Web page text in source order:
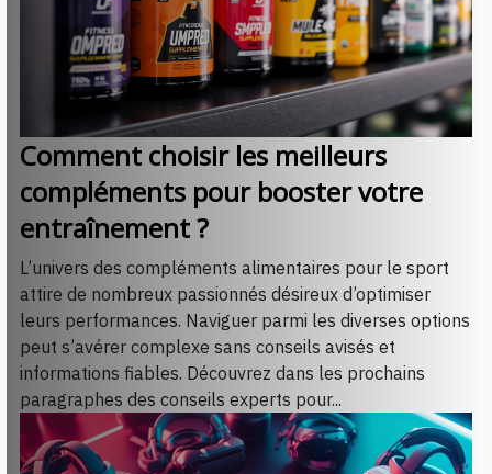
Comment choisir les meilleurs
compléments pour booster votre
entraînement ?
L’univers des compléments alimentaires pour le sport
attire de nombreux passionnés désireux d’optimiser
leurs performances. Naviguer parmi les diverses options
peut s’avérer complexe sans conseils avisés et
informations fiables. Découvrez dans les prochains
paragraphes des conseils experts pour...